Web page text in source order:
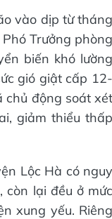
vào dịp từ tháng
Trưởng phòng
biến khó lường
gió giật cấp 12-
chủ động soát xét
giảm thiểu thấp
Lộc Hà có nguy
lại đều ở mức
xung yếu. Riêng